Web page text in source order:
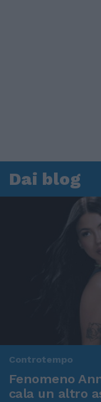
Dai blog
Controtempo
Fenomeno
cala un altro